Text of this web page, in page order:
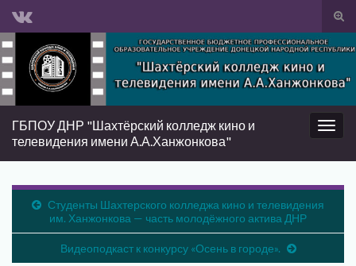
Вкл/
Search for:
Вкл/
ГБПОУ ДНР "Шахтёрский колледж кино и
телевидения имени А.А.Ханжонкова"
Студенты Шахтерского колледжа кино и телевидения
им. Ханжонкова — часть молодёжного актива ДНР
Видеоподкаст к конкурсу «Осень в городе».